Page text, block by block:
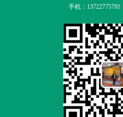
手机： 13722775791